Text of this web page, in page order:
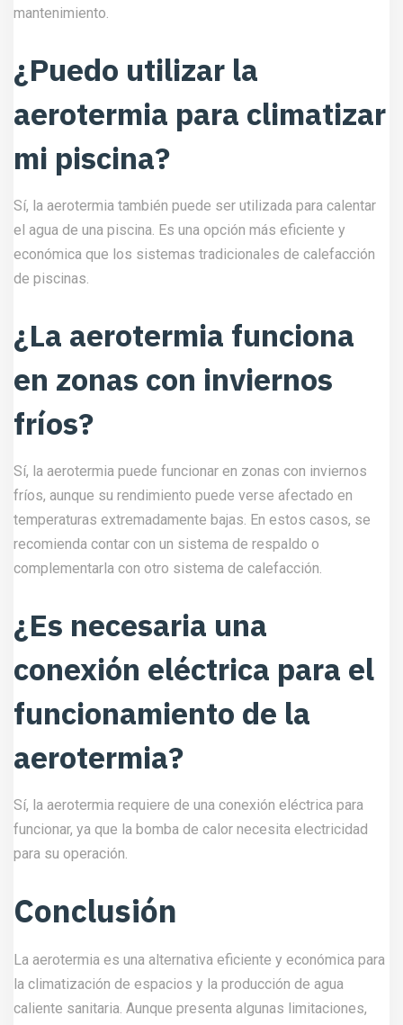
mantenimiento.
¿Puedo utilizar la
aerotermia para climatizar
mi piscina?
Sí, la aerotermia también puede ser utilizada para calentar
el agua de una piscina. Es una opción más eficiente y
económica que los sistemas tradicionales de calefacción
de piscinas.
¿La aerotermia funciona
en zonas con inviernos
fríos?
Sí, la aerotermia puede funcionar en zonas con inviernos
fríos, aunque su rendimiento puede verse afectado en
temperaturas extremadamente bajas. En estos casos, se
recomienda contar con un sistema de respaldo o
complementarla con otro sistema de calefacción.
¿Es necesaria una
conexión eléctrica para el
funcionamiento de la
aerotermia?
Sí, la aerotermia requiere de una conexión eléctrica para
funcionar, ya que la bomba de calor necesita electricidad
para su operación.
Conclusión
La aerotermia es una alternativa eficiente y económica para
la climatización de espacios y la producción de agua
caliente sanitaria. Aunque presenta algunas limitaciones,